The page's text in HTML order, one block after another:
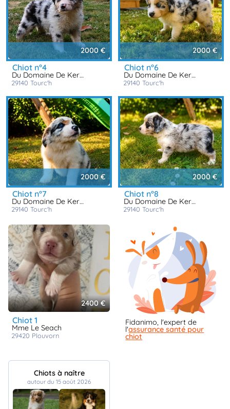
2000 €
chiot n°4
Du Domaine De Keroual
29140 tourc'h
2000 €
chiot n°6
Du Domaine De Keroual
29140 tourc'h
2000 €
chiot n°7
Du Domaine De Keroual
29140 tourc'h
2000 €
chiot n°8
Du Domaine De Keroual
29140 tourc'h
2400 €
chiot 1
Mme Le Seach
29420 plouvorn
Fidanimo, l'expert de
l'assurance santé pour
chiot
Chiots à naître
autour du 15 août 2026